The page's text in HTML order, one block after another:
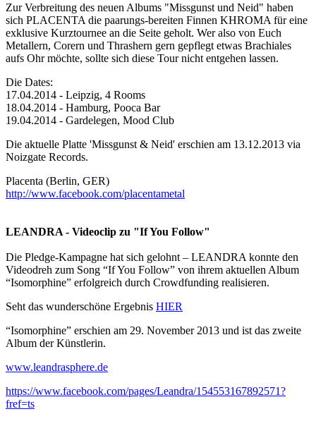
Zur Verbreitung des neuen Albums "Missgunst und Neid" haben
sich PLACENTA die paarungs-bereiten Finnen KHROMA für eine
exklusive Kurztournee an die Seite geholt. Wer also von Euch
Metallern, Corern und Thrashern gern gepflegt etwas Brachiales
aufs Ohr möchte, sollte sich diese Tour nicht entgehen lassen.
Die Dates:
17.04.2014 - Leipzig, 4 Rooms
18.04.2014 - Hamburg, Pooca Bar
19.04.2014 - Gardelegen, Mood Club
Die aktuelle Platte 'Missgunst & Neid' erschien am 13.12.2013 via
Noizgate Records.
Placenta (Berlin, GER)
http://www.facebook.com/placentametal
LEANDRA - Videoclip zu "If You Follow"
Die Pledge-Kampagne hat sich gelohnt – LEANDRA konnte den
Videodreh zum Song “If You Follow” von ihrem aktuellen Album
“Isomorphine” erfolgreich durch Crowdfunding realisieren.
Seht das wunderschöne Ergebnis HIER
“Isomorphine” erschien am 29. November 2013 und ist das zweite
Album der Künstlerin.
www.leandrasphere.de
https://www.facebook.com/pages/Leandra/154553167892571?
fref=ts